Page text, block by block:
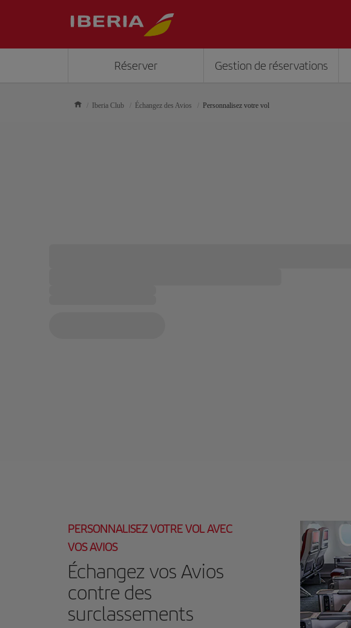
Réserver Gestion de réservations
Iberia Club Échangez des Avios Personnalisez votre vol
PERSONNALISEZ VOTRE VOL AVEC
VOS AVIOS
Échangez vos Avios
contre des
surclassements